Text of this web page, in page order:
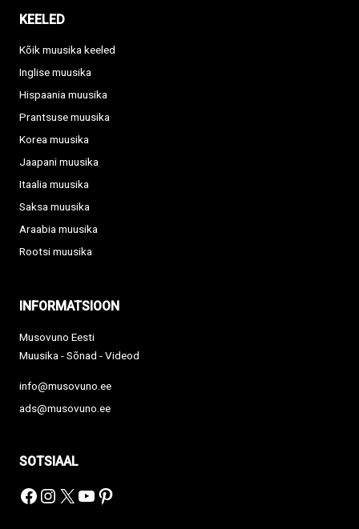
KEELED
Kõik muusika keeled
Inglise muusika
Hispaania muusika
Prantsuse muusika
Korea muusika
Jaapani muusika
Itaalia muusika
Saksa muusika
Araabia muusika
Rootsi muusika
INFORMATSIOON
Musovuno Eesti
Muusika - Sõnad - Videod
info@musovuno.ee
ads@musovuno.ee
SOTSIAAL
Facebook
Instagram
X YouTube
Pinterest